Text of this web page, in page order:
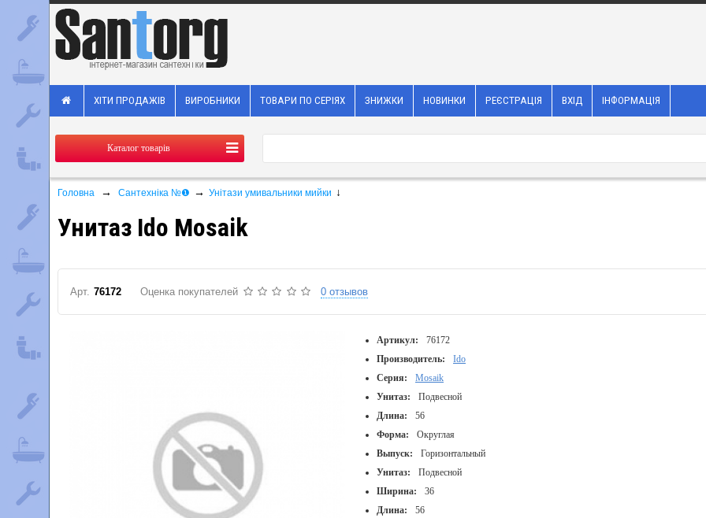
ХІТИ ПРОДАЖІВ ВИРОБНИКИ ТОВАРИ ПО СЕРІЯХ ЗНИЖКИ НОВИНКИ РЕЄСТРАЦІЯ ВХІД ІНФОРМАЦІЯ
Каталог товарів
Головна → Сантехніка №❶ → Унітази умивальники мийки ↓
Унитаз Ido Mosaik
Арт. 76172 Оценка покупателей 0 отзывов
Артикул:
76172
Производитель:
Ido
Серия:
Mosaik
Унитаз:
Подвесной
Длина:
56
Форма:
Округлая
Выпуск:
Горизонтальный
Унитаз:
Подвесной
Ширина:
36
Длина:
56